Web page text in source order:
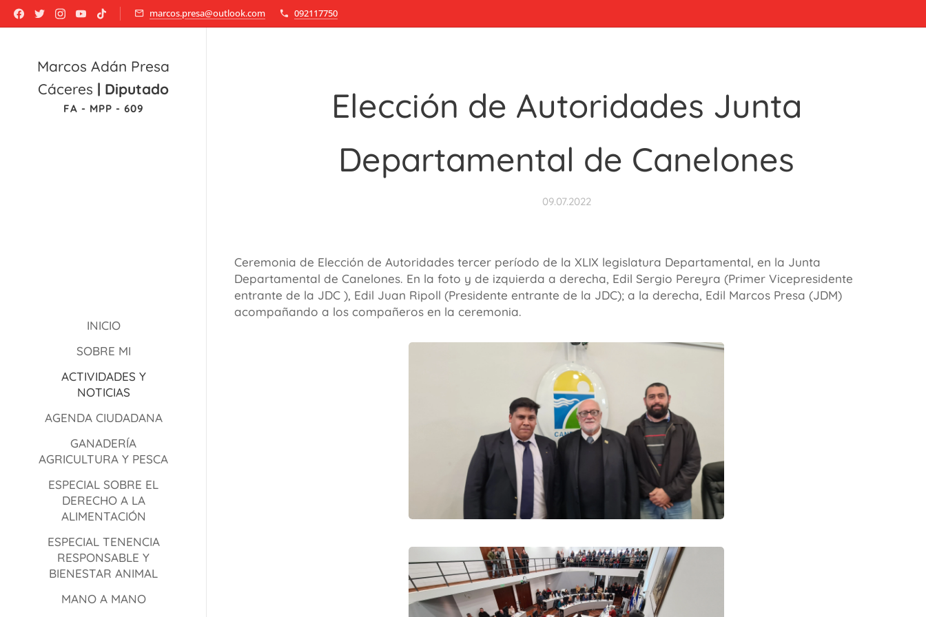
marcos.presa@outlook.com 092117750
Marcos Adán Presa
Cáceres | Diputado
FA - MPP - 609
INICIO
SOBRE MI
ACTIVIDADES Y
NOTICIAS
AGENDA CIUDADANA
GANADERÍA
AGRICULTURA Y PESCA
ESPECIAL SOBRE EL
DERECHO A LA
ALIMENTACIÓN
ESPECIAL TENENCIA
RESPONSABLE Y
BIENESTAR ANIMAL
MANO A MANO
Elección de Autoridades Junta
Departamental de Canelones
09.07.2022
Ceremonia de Elección de Autoridades tercer período de la XLIX legislatura Departamental, en la Junta
Departamental de Canelones. En la foto y de izquierda a derecha, Edil Sergio Pereyra (Primer Vicepresidente
entrante de la JDC ), Edil Juan Ripoll (Presidente entrante de la JDC); a la derecha, Edil Marcos Presa (JDM)
acompañando a los compañeros en la ceremonia.